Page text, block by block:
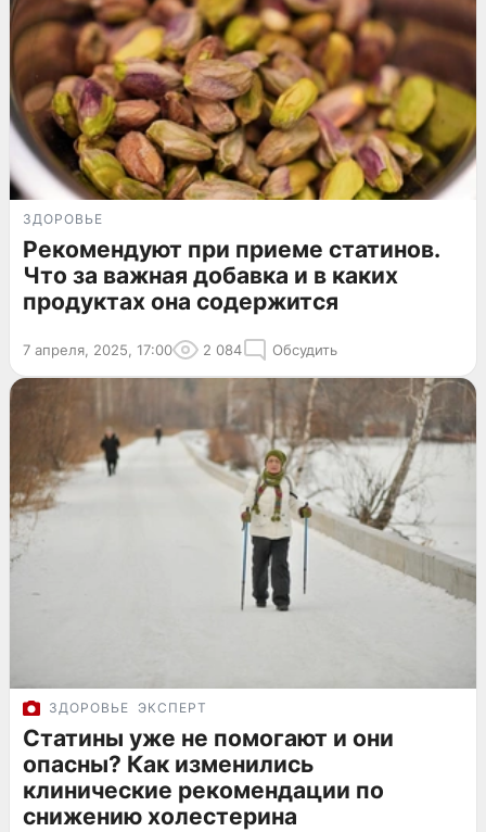
ЗДОРОВЬЕ
Рекомендуют при приеме статинов.
Что за важная добавка и в каких
продуктах она содержится
7 апреля, 2025, 17:00 2 084 Обсудить
ЗДОРОВЬЕ ЭКСПЕРТ
Статины уже не помогают и они
опасны? Как изменились
клинические рекомендации по
снижению холестерина